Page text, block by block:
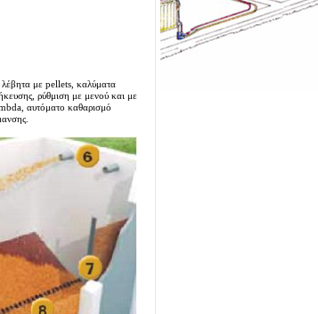
με pellets, καλύματα
ρύθμιση με μενού και με
αυτόματο καθαρισμό